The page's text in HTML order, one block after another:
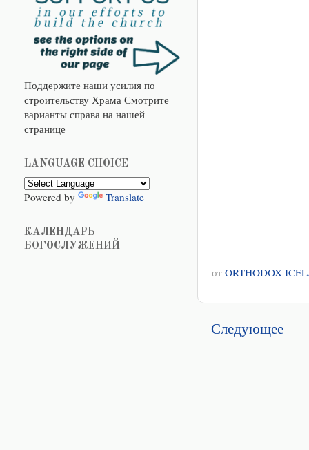
от ORTHODOX
Следующее
Поддержите наши усилия по
строительству Храма Смотрите
варианты справа на нашей
странице
LANGUAGE CHOICE
Powered by Translate
КАЛЕНДАРЬ
БОГОСЛУЖЕНИЙ